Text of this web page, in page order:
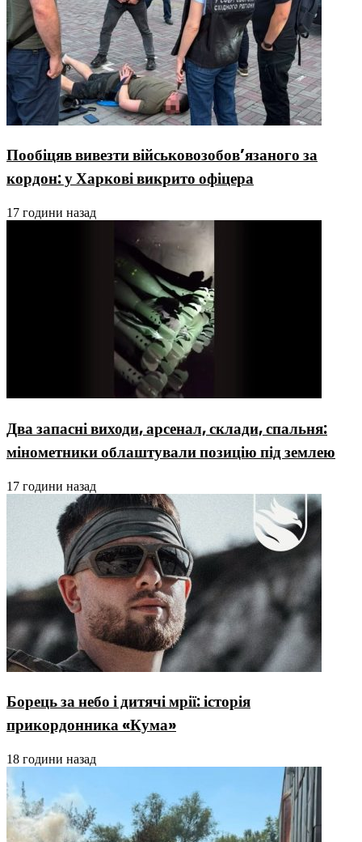
Пообіцяв вивезти військовозобов’язаного за
кордон: у Харкові викрито офіцера
17 години назад
Два запасні виходи, арсенал, склади, спальня:
мінометники облаштували позицію під землею
17 години назад
Борець за небо і дитячі мрії: історія
прикордонника «Кума»
18 години назад